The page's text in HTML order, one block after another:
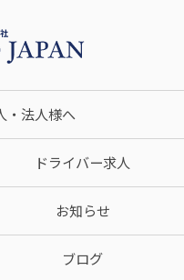
・法人様へ
ドライバー求人
お知らせ
ブログ